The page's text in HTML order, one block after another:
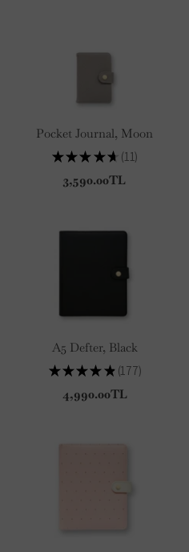
Pocket Journal, Moon
★ ★ ★ ★ ★ 11
11
3,590.00TL
A5 Defter, Black
★ ★ ★ ★ ★ 177
177
4,990.00TL